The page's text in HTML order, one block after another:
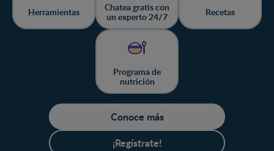
Herramientas
Chatea gratis con
un experto 24/7
Recetas
Programa de
nutrición
Conoce más
¡Regístrate!